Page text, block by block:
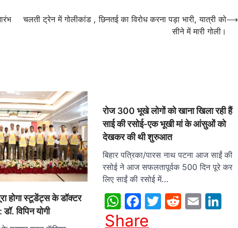
चलती ट्रेन में गोलीकांड , छिनतई का विरोध करना पड़ा भारी, यात्री को
सीने में मारी गोली।
⟶
होगा स्टूडेंट्स के डॉक्टर
विपिन योगी
रोज 300 भूखे लोगों को खाना खिला रही हैं
साई की रसोई-एक भूखी मां के आंसुओं को
देखकर की थी शुरुआत
बिहार पत्रिका/पारस नाथ पटना आज साईं की
रसोई ने आज सफलतापूर्वक 500 दिन पूरे कर
लिए साईं की रसोई में…
WhatsApp
Facebook
Twitter
Reddit
Email
Share